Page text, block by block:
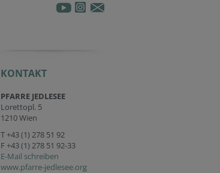
KONTAKT
PFARRE JEDLESEE
Lorettopl. 5
1210 Wien
T+43 (1) 278 51 92
F +43 (1) 278 51 92-33
E-Mail schreiben
www.pfarre-jedlesee.org